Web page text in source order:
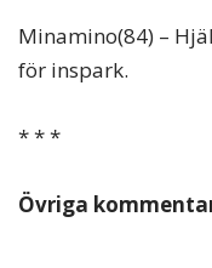
Minamino(84) –
för inspark.
* * *
Övriga